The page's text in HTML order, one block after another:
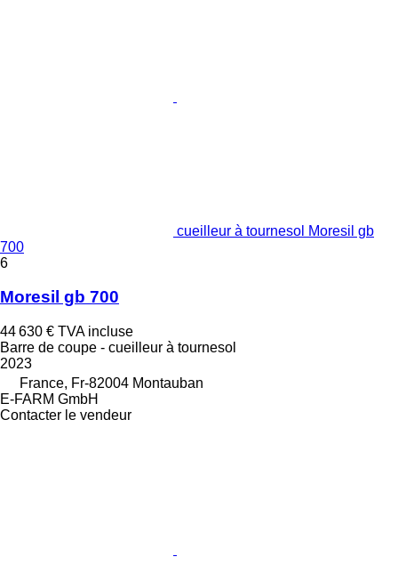
cueilleur à tournesol Moresil gb
700
6
Moresil gb 700
44 630 € TVA incluse
Barre de coupe - cueilleur à tournesol
2023
France, Fr-82004 Montauban
E-FARM GmbH
Contacter le vendeur